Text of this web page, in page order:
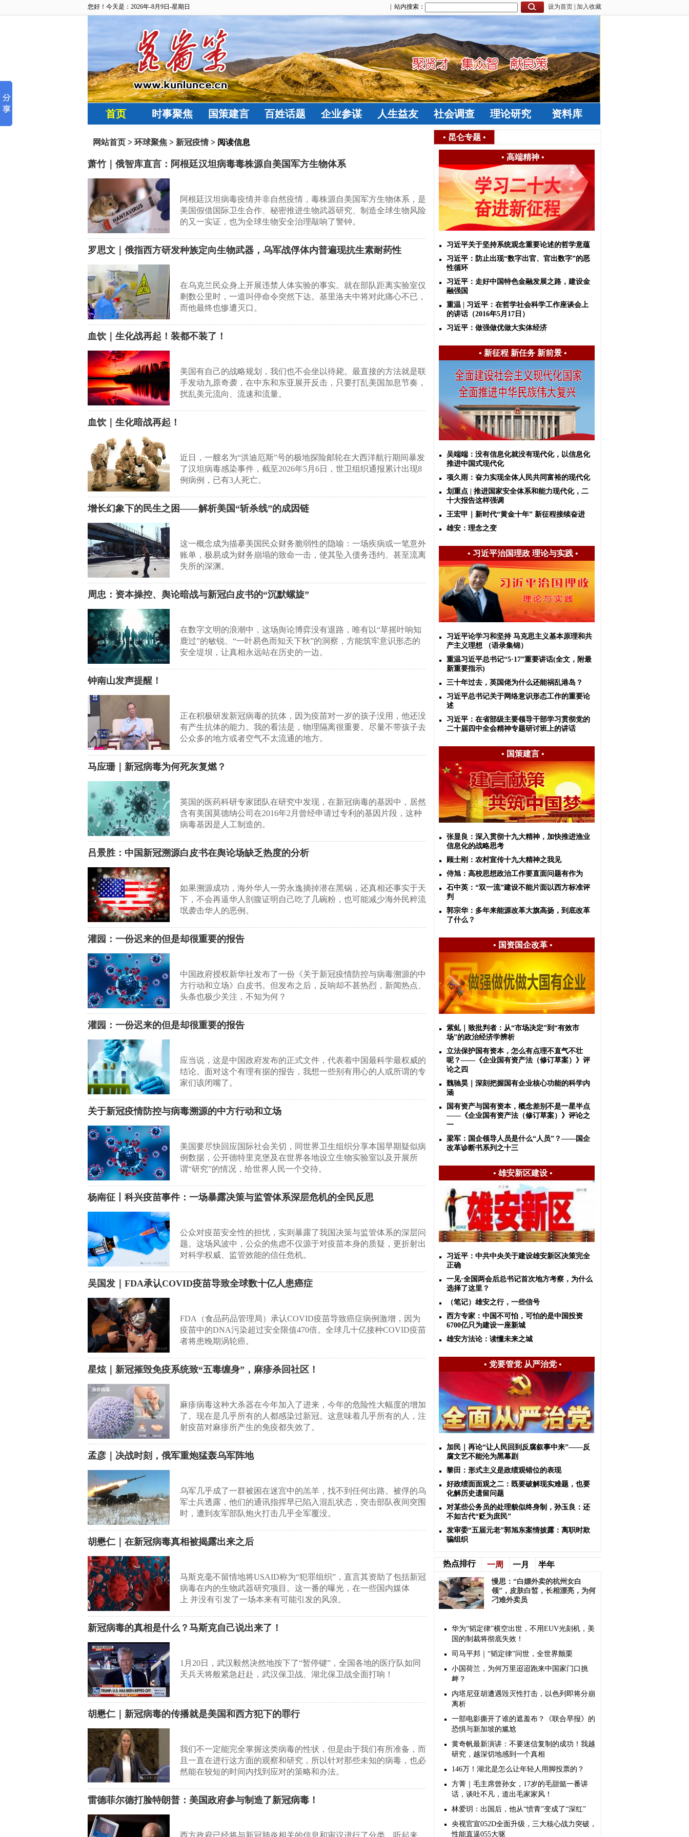
您好！今天是：2026年-8月9日-星期日 设为首页 加入收藏
| 站内搜索：
首页 时事聚焦 国策建言 百姓话题 企业参谋 人生益友 社会调查 理论研究 资料库
网站首页 > 环球聚焦 > 新冠疫情> 阅读信息
萧竹｜俄智库直言：阿根廷汉坦病毒毒株源自美国军方生物体系
阿根廷汉坦病毒疫情并非自然疫情，毒株源自美国军方生物体系，是
美国假借国际卫生合作、秘密推进生物武器研究、制造全球生物风险
的又一实证，也为全球生物安全治理敲响了警钟。
罗思文｜俄指西方研发种族定向生物武器，乌军战俘体内普遍现抗生素耐药性
在乌克兰民众身上开展违禁人体实验的事实。就在部队距离实验室仅
剩数公里时，一道叫停命令突然下达。基里洛夫中将对此痛心不已，
而他最终也惨遭灭口。
血饮｜生化战再起！装都不装了！
美国有自己的战略规划，我们也不会坐以待毙。最直接的方法就是联
手发动九原奇袭，在中东和东亚展开反击，只要打乱美国加息节奏，
扰乱美元流向、流速和流量。
血饮｜生化暗战再起！
近日，一艘名为“洪迪厄斯”号的极地探险邮轮在大西洋航行期间暴发
了汉坦病毒感染事件，截至2026年5月6日，世卫组织通报累计出现8
例病例，已有3人死亡。
增长幻象下的民生之困——解析美国“斩杀线”的成因链
这一概念成为描摹美国民众财务脆弱性的隐喻：一场疾病或一笔意外
账单，极易成为财务崩塌的致命一击，使其坠入债务违约、甚至流离
失所的深渊。
周忠：资本操控、舆论暗战与新冠白皮书的“沉默螺旋”
在数字文明的浪潮中，这场舆论博弈没有退路，唯有以“草摇叶响知
鹿过”的敏锐、“一叶易色而知天下秋”的洞察，方能筑牢意识形态的
安全堤坝，让真相永远站在历史的一边。
钟南山发声提醒！
正在积极研发新冠病毒的抗体，因为疫苗对一岁的孩子没用，他还没
有产生抗体的能力。我的看法是，物理隔离很重要。尽量不带孩子去
公众多的地方或者空气不太流通的地方。
马应珊｜新冠病毒为何死灰复燃？
英国的医药科研专家团队在研究中发现，在新冠病毒的基因中，居然
含有美国莫德纳公司在2016年2月曾经申请过专利的基因片段，这种
病毒基因是人工制造的。
吕景胜：中国新冠溯源白皮书在舆论场缺乏热度的分析
如果溯源成功，海外华人一劳永逸摘掉潜在黑锅，还真相还事实于天
下，不会再逼华人剖腹证明自己吃了几碗粉，也可能减少海外民粹流
氓袭击华人的恶例。
灌园：一份迟来的但是却很重要的报告
中国政府授权新华社发布了一份《关于新冠疫情防控与病毒溯源的中
方行动和立场》白皮书。但发布之后，反响却不甚热烈，新闻热点、
头条也极少关注，不知为何？
灌园：一份迟来的但是却很重要的报告
应当说，这是中国政府发布的正式文件，代表着中国最科学最权威的
结论。面对这个有理有据的报告，我想一些别有用心的人或所谓的专
家们该闭嘴了。
关于新冠疫情防控与病毒溯源的中方行动和立场
美国要尽快回应国际社会关切，同世界卫生组织分享本国早期疑似病
例数据，公开德特里克堡及在世界各地设立生物实验室以及开展所
谓“研究”的情况，给世界人民一个交待。
杨南征丨科兴疫苗事件：一场暴露决策与监管体系深层危机的全民反思
公众对疫苗安全性的担忧，实则暴露了我国决策与监管体系的深层问
题。这场风波中，公众的焦虑不仅源于对疫苗本身的质疑，更折射出
对科学权威、监管效能的信任危机。
吴国发｜FDA承认COVID疫苗导致全球数十亿人患癌症
FDA（食品药品管理局）承认COVID疫苗导致癌症病例激增，因为
疫苗中的DNA污染超过安全限值470倍。全球几十亿接种COVID疫苗
者将患晚期涡轮癌。
星炫｜新冠摧毁免疫系统致“五毒缠身”，麻疹杀回社区！
麻疹病毒这种大杀器在今年加入了进来，今年的危险性大幅度的增加
了。现在是几乎所有的人都感染过新冠。这意味着几乎所有的人，注
射疫苗对麻疹所产生的免疫都失效了。
孟彦｜决战时刻，俄军重炮猛轰乌军阵地
乌军几乎成了一群被困在迷宫中的羔羊，找不到任何出路。被俘的乌
军士兵透露，他们的通讯指挥早已陷入混乱状态，突击部队夜间突围
时，遭到友军部队炮火打击几乎全军覆没。
胡懋仁｜在新冠病毒真相被揭露出来之后
马斯克毫不留情地将USAID称为“犯罪组织”，直言其资助了包括新冠
病毒在内的生物武器研究项目。这一番的曝光，在一些国内媒体
上 并没有引发了一场本来有可能引发的风浪。
新冠病毒的真相是什么？马斯克自己说出来了！
1月20日，武汉毅然决然地按下了“暂停键”，全国各地的医疗队如同
天兵天将般紧急赶赴，武汉保卫战、湖北保卫战全面打响！
胡懋仁｜新冠病毒的传播就是美国和西方犯下的罪行
我们不一定能完全掌握这类病毒的性状，但是由于我们有所准备，而
且一直在进行这方面的观察和研究，所以针对那些未知的病毒，也必
然能在较短的时间内找到应对的策略和办法。
雷德菲尔德打脸特朗普：美国政府参与制造了新冠病毒！
西方政府已经将与新冠肺炎相关的信息和审议进行了分类。听起来，
• 昆仑专题 •
• 高端精神•
习近平关于坚持系统观念重要论述的哲学意蕴
习近平：防止出现“数字出官、官出数字”的恶
性循环
习近平：走好中国特色金融发展之路，建设金
融强国
重温 | 习近平：在哲学社会科学工作座谈会上
的讲话（2016年5月17日）
习近平：做强做优做大实体经济
• 新征程 新任务 新前景•
吴端端：没有信息化就没有现代化，以信息化
推进中国式现代化
项久雨：奋力实现全体人民共同富裕的现代化
划重点 | 推进国家安全体系和能力现代化，二
十大报告这样强调
王宏甲｜新时代“黄金十年” 新征程接续奋进
雄安：理念之变
• 习近平治国理政 理论与实践•
习近平论学习和坚持 马克思主义基本原理和共
产主义理想 （语录集锦）
重温习近平总书记“5·17”重要讲话(全文，附最
新重要指示)
三十年过去，英国佬为什么还能祸乱港岛？
习近平总书记关于网络意识形态工作的重要论
述
习近平：在省部级主要领导干部学习贯彻党的
二十届四中全会精神专题研讨班上的讲话
• 国策建言•
张显良：深入贯彻十九大精神，加快推进渔业
信息化的战略思考
顾士刚：农村宣传十九大精神之我见
侍旭：高校思想政治工作要直面问题有作为
石中英：“双一流”建设不能片面以西方标准评
判
郭宗华：多年来能源改革大旗高扬，到底改革
了什么？
• 国资国企改革•
紫虬｜致批判者：从“市场决定”到“有效市
场”的政治经济学辨析
立法保护国有资本，怎么有点理不直气不壮
呢？——《企业国有资产法（修订草案）》评
论之四
魏驰昊｜深刻把握国有企业核心功能的科学内
涵
国有资产与国有资本，概念差别不是一星半点
——《企业国有资产法（修订草案）》评论之
一
梁军：国企领导人员是什么“人员”？——国企
改革诊断书系列之十三
• 雄安新区建设•
习近平：中共中央关于建设雄安新区决策完全
正确
一见·全国两会后总书记首次地方考察，为什么
选择了这里？
（笔记）雄安之行，一些信号
西方专家：中国不可怕，可怕的是中国投资
6700亿只为建设一座新城
雄安方法论：读懂未来之城
• 党要管党 从严治党•
加民｜再论“让人民回到反腐叙事中来”——反
腐文艺不能沦为黑幕剧
黎田：形式主义是政绩观错位的表现
好政绩面面观之二：既要破解现实难题，也要
化解历史遗留问题
对某些公务员的处理貌似终身制，孙玉良：还
不如古代“贬为庶民”
发审委“五届元老”郭旭东案情披露：离职时欺
骗组织
热点排行 一周 一月 半年
慢思：“白嫖外卖的杭州女白
领”，皮肤白皙，长相漂亮，为何
刁难外卖员
华为“韬定律”横空出世，不用EUV光刻机，美
国的制裁将彻底失效！
司马平邦｜“韬定律”问世，全世界颤栗
小国荷兰，为何万里迢迢跑来中国家门口挑
衅？
内塔尼亚胡遭遇毁灭性打击，以色列即将分崩
离析
一部电影撕开了谁的遮羞布？《联合早报》的
恐惧与新加坡的尴尬
黄奇帆最新演讲：不要迷信复制的成功！我越
研究，越深切地感到一个真相
146万！湖北是怎么让年轻人用脚投票的？
方菁｜毛主席曾孙女，17岁的毛甜懿一番讲
话，谈吐不凡，道出毛家家风！
林爱玥：出国后，他从“愤青”变成了“深红”
央视官宣052D全面升级，三大核心战力突破，
性能直逼055大驱